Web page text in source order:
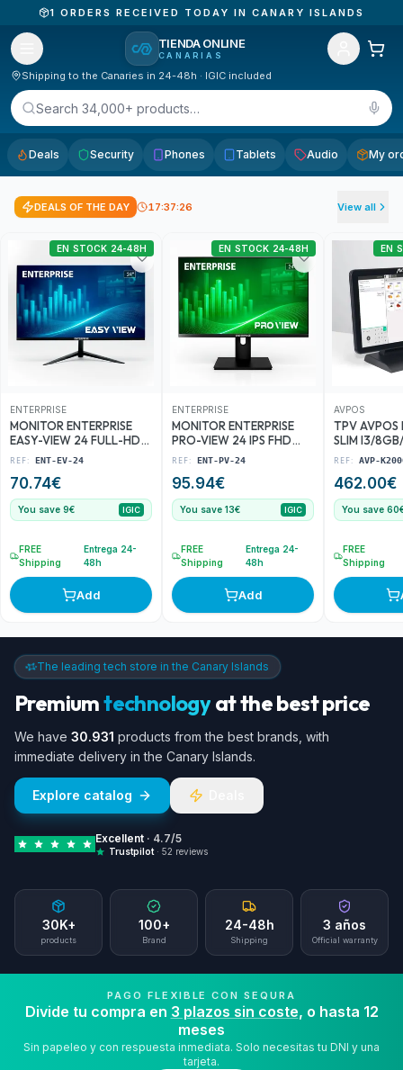
1 ORDERS RECEIVED TODAY IN CANARY ISLANDS
TIENDA ONLINE
CANARIAS
Shipping to the Canaries in 24-48h · IGIC included
Search 34,000+ products…
Deals Security Phones Tablets Audio My
DEALS OF THE DAY 17:37:24 View all
ENTERPRISE
MONITOR ENTERPRISE
EASY-VIEW 24 FULL-HD
120HZ VGA + HDMI VESA
FREE 3YR GAR
REF: ENT-EV-24
70.74€
EN STOCK 24-48H
You save 9€ IGIC
FREE
Shipping
Entrega 24-
48h
Add
ENTERPRISE
MONITOR ENTERPRISE
PRO-VIEW 24 IPS FHD
120HZ VGA + HDMI +
ERGONOMICO
MULTIMEDIA VESA ULTRA
THIN BORDER FREE 3YR
REF: ENT-PV-24
95.94€
EN STOCK 24-48H
You save 13€ IGIC
FREE
Shipping
Entrega 24-
48h
Add
AVPOS
TPV AVPOS
SLIM I3/
128GB/
REF: AVP-
462.00€
EN
You save
FREE
Shipping
The leading tech store in the Canary Islands
Premiumtechnology at the best price
We have 30.931 products from the best brands, with
immediate delivery in the Canary Islands.
Explore catalog
Excellent · 4.7/5
Trustpilot · 52 reviews
30K+
products
100+
Brand
24-48h
Shipping
3 años
Official warranty
PAGO FLEXIBLE CONSEQURA
Divide tu compra en 3 plazos sin coste, o hasta 12
meses
Sin papeleo y con respuesta inmediata. Solo necesitas tu DNI y una
tarjeta.